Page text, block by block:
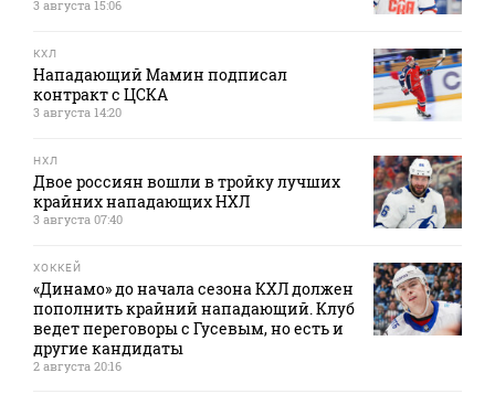
3 августа 15:06
КХЛ
Нападающий Мамин подписал
контракт с ЦСКА
3 августа 14:20
НХЛ
Двое россиян вошли в тройку лучших
крайних нападающих НХЛ
3 августа 07:40
ХОККЕЙ
«Динамо» до начала сезона КХЛ должен
пополнить крайний нападающий. Клуб
ведет переговоры с Гусевым, но есть и
другие кандидаты
2 августа 20:16